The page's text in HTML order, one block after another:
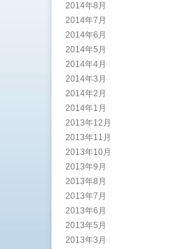
2014年8月
2014年7月
2014年6月
2014年5月
2014年4月
2014年3月
2014年2月
2014年1月
2013年12月
2013年11月
2013年10月
2013年9月
2013年8月
2013年7月
2013年6月
2013年5月
2013年3月